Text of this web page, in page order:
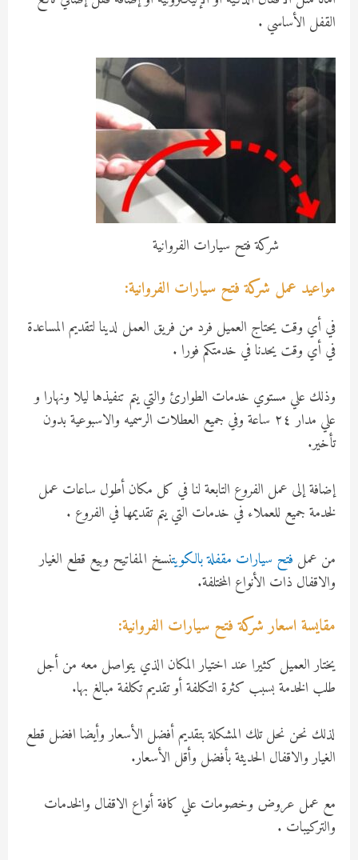
القفل الأساسي .
شركة فتح سيارات الفروانية
مواعيد عمل شركة فتح سيارات الفروانية:
في أي وقت يحتاج العميل فرد من فريق العمل لدينا لتقديم المساعدة
في أي وقت يحدنا في خدمتكم فورا .
وذلك علي مستوي خدمات الطوارئ والتي يتم تنفيذها ليلا ونهارا و
علي مدار ٢٤ ساعة وفي جميع العطلات الرسميه والاسبوعية بدون
تأخير.
إضافة إلى عمل الفروع التابعة لنا في كل مكان أطول ساعات عمل
لخدمة جميع للعملاء في خدمات التي يتم تقديمها في الفروع .
من عمل فتح سيارات مقفلة بالكويتنسخ المفاتيح وبيع قطع الغيار
والاقفال ذات الأنواع المختلفة.
مقايسة اسعار شركة فتح سيارات الفروانية:
يختار العميل كثيرا عند اختيار المكان الذي يتواصل معه من أجل
طلب الخدمة بسبب كثرة التكلفة أو تقديم تكلفة مبالغ بها.
لذلك نحن نحل تلك المشكلة بتقديم أفضل الأسعار وأيضا افضل قطع
الغيار والاقفال الحديثة بأفضل وأقل الأسعار.
مع عمل عروض وخصومات علي كافة أنواع الاقفال والخدمات
والتركيبات .